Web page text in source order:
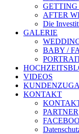
AFTER
Die
GALERIE
BABY /
VIDEOS
KONTAKT
PARTNER